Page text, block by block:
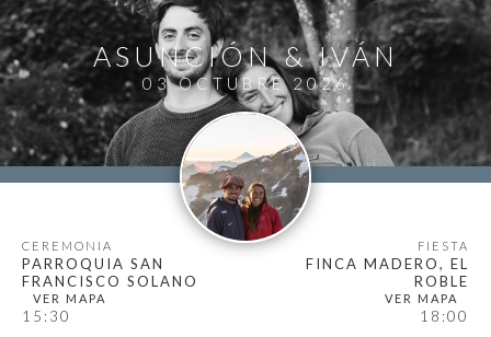
ASUNCIÓN IVÁN
03 OCTUBRE 2026
CEREMONIA
PARROQUIA SAN
FRANCISCO SOLANO
15:30
FIESTA
FINCA MADERO, EL
ROBLE
18:00